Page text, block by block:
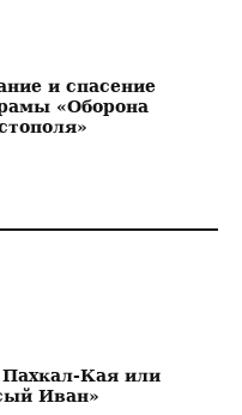
и спасение
«Оборона
Пахкал-Кая или
Иван»